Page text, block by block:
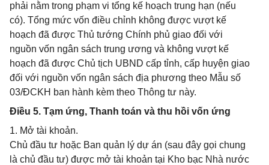
phải nằm trong phạm vi tổng kế hoạch trung hạn (nếu
có). Tổng mức vốn điều chỉnh không được vượt kế
hoạch đã được Thủ tướng Chính phủ giao đối với
nguồn vốn ngân sách trung ương và không vượt kế
hoạch đã được Chủ tịch UBND cấp tỉnh, cấp huyện giao
đối với nguồn vốn ngân sách địa phương theo Mẫu số
03/ĐCKH ban hành kèm theo Thông tư này.
Điều 5. Tạm ứng, Thanh toán và thu hồi vốn ứng
1. Mở tài khoản.
Chủ đầu tư hoặc Ban quản lý dự án (sau đây gọi chung
là chủ đầu tư) được mở tài khoản tại Kho bạc Nhà nước